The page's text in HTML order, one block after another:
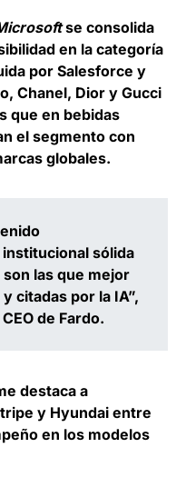
se consolida
en la categoría
por Salesforce y
Chanel, Dior y Gucci
que en bebidas
el segmento con
globales.
sólida
las que mejor
citadas por la IA”,
de Fardo.
destaca a
y Hyundai entre
en los modelos